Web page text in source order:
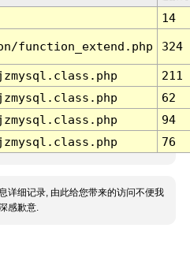
14
function_extend.php 324
211
62
94
76
详细记录, 由此给您带来的访问不便我
感歉意.